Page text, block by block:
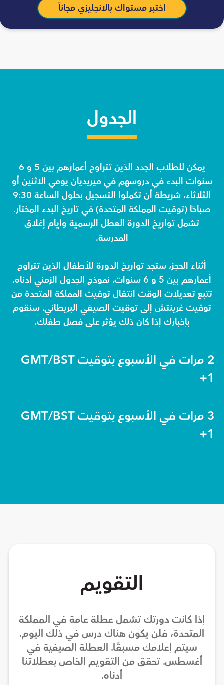
اختبر مستواك بالانجليزي مجاناً
الجدول
يمكن للطلاب الجدد الذين تتراوح أعمارهم بين 5 و 6
سنوات البدء في دروسهم في ميريديان يومي الاثنين أو
الثلاثاء، شريطة أن تكملوا التسجيل بحلول الساعة 9:30
صباحًا (توقيت المملكة المتحدة) في تاريخ البدء المختار.
تشمل تواريخ الدورة العطل الرسمية وايام إغلاق
المدرسة.
أثناء الحجز، ستجد تواريخ الدورة للأطفال الذين تتراوح
أعمارهم بين 5 و 6 سنوات. نموذج الجدول الزمني أدناه.
تتبع تعديلات الوقت انتقال توقيت المملكة المتحدة من
توقيت غرينتش إلى توقيت الصيفي البريطاني. سنقوم
بإخبارك إذا كان ذلك يؤثر على فصل طفلك.
2 مرات في الأسبوع بتوقيت GMT/BST
+1
3 مرات في الأسبوع بتوقيت GMT/BST
+1
التقويم
إذا كانت دورتك تشمل عطلة عامة في المملكة
المتحدة، فلن يكون هناك درس في ذلك اليوم.
سيتم إعلامك مسبقًا. العطلة الصيفية في
أغسطس. تحقق من التقويم الخاص بعطلاتنا
أدناه.